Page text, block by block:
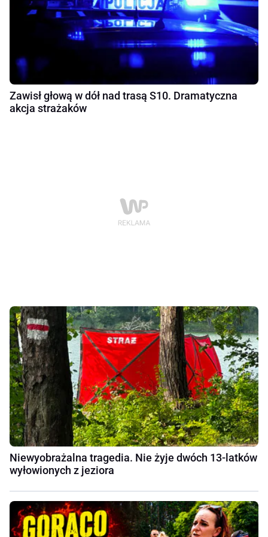
Zawisł głową w dół nad trasą S10. Dramatyczna
akcja strażaków
Niewyobrażalna tragedia. Nie żyje dwóch 13-latków
wyłowionych z jeziora